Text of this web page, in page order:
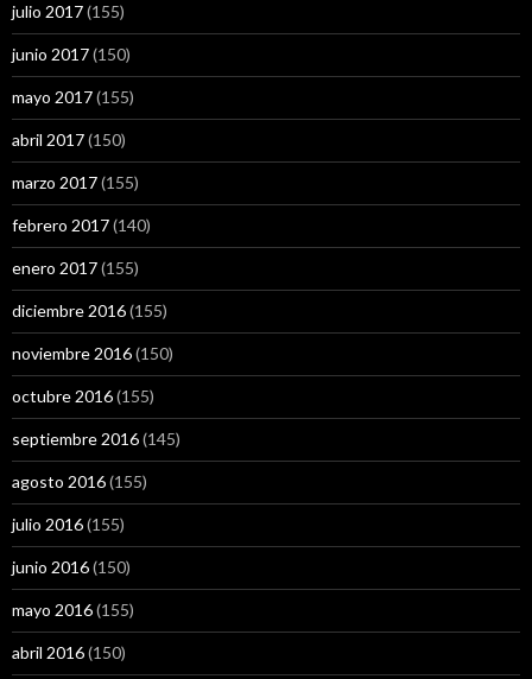
julio 2017(155)
junio 2017(150)
mayo 2017(155)
abril 2017(150)
marzo 2017(155)
febrero 2017(140)
enero 2017(155)
diciembre 2016(155)
noviembre 2016(150)
octubre 2016(155)
septiembre 2016(145)
agosto 2016(155)
julio 2016(155)
junio 2016(150)
mayo 2016(155)
abril 2016(150)